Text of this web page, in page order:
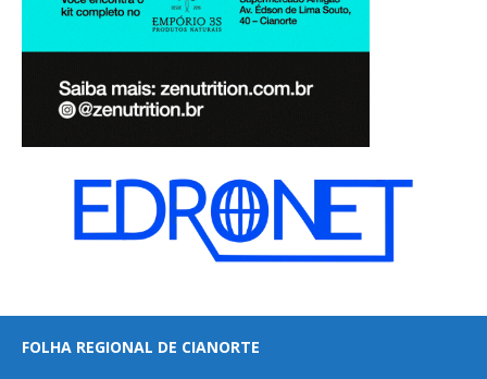
FOLHA REGIONAL DE CIANORTE